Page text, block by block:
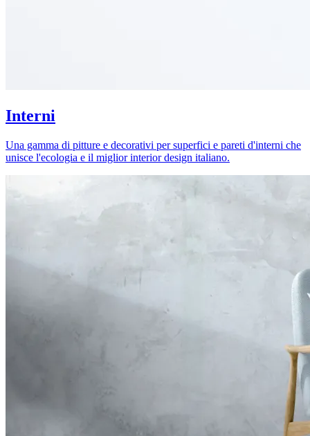
Interni
Una gamma di pitture e decorativi per superfici e pareti d'interni che
unisce l'ecologia e il miglior interior design italiano.